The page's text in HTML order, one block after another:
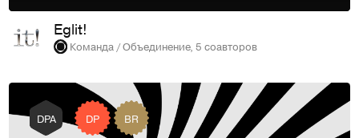
Eglit!
Команда / Объединение, 5 соавторов
DPA DP BR